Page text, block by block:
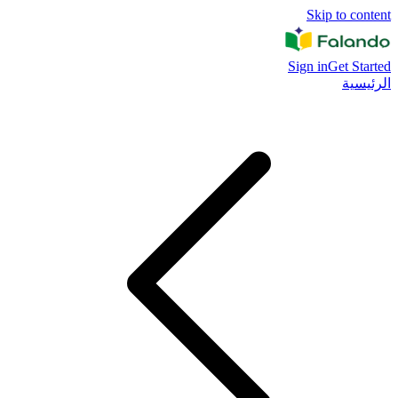
Skip to content
Sign inGet Started
الرئيسية